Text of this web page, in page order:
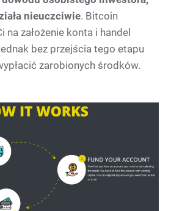
nieuczciwie. Bitcoin
założenie konta i handel
bez przejścia tego etapu
zarobionych środków.